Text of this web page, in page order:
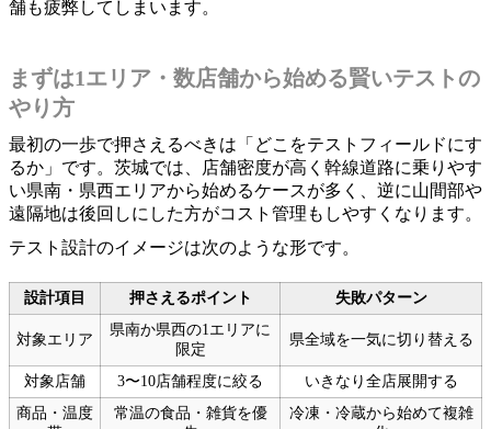
舗も疲弊してしまいます。
まずは1エリア・数店舗から始める賢いテストの
やり方
最初の一歩で押さえるべきは「どこをテストフィールドにす
るか」です。茨城では、店舗密度が高く幹線道路に乗りやす
い県南・県西エリアから始めるケースが多く、逆に山間部や
遠隔地は後回しにした方がコスト管理もしやすくなります。
テスト設計のイメージは次のような形です。
設計項目 押さえるポイント 失敗パターン
対象エリア
県南か県西の1エリアに
限定
県全域を一気に切り替える
対象店舗 3〜10店舗程度に絞る
いきなり全店展開する
商品・温度
常温の食品・雑貨を優
冷凍・冷蔵から始めて複雑